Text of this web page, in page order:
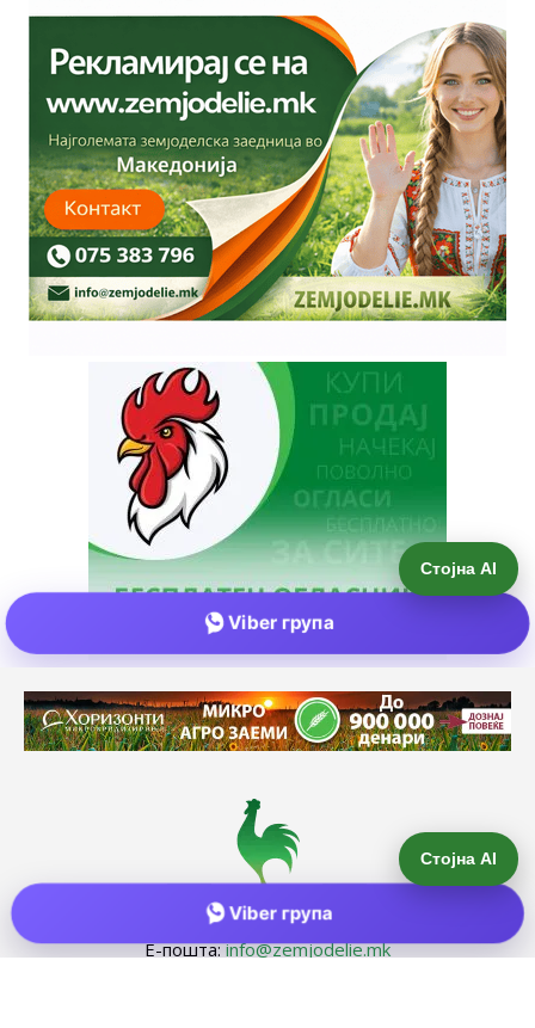
Е-пошта:info@zemjodelie.mk
Стојна AI
Viber група